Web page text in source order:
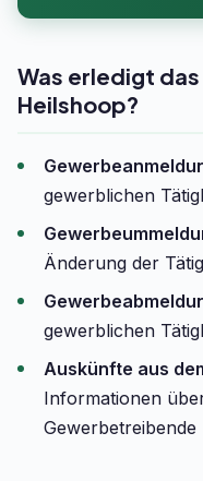
Was erledigt
Heilshoop?
gewerblichen
Änderung der
gewerblichen
Auskünfte aus
Informationen
Gewerbetreibende